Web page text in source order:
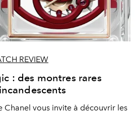
REVIEW
: des montres rares
Chanel vous invite à découvrir les